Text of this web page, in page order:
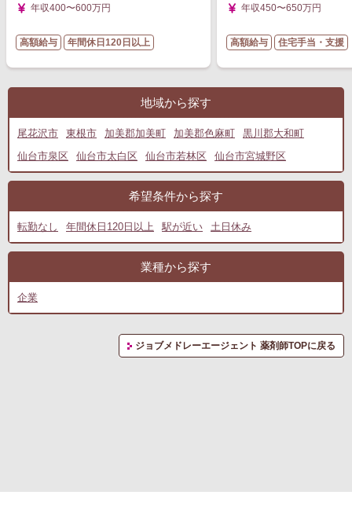
年収400〜600万円
高額給与 年間休日120日以上
年収450〜650万円
高額給与 住宅手当・支援
地域から探す
尾花沢市 東根市 加美郡加美町 加美郡色麻町
黒川郡大和町
仙台市泉区
仙台市太白区 仙台市若林区 仙台市宮城野区
希望条件から探す
転勤なし 年間休日120日以上 駅が近い 土日休み
業種から探す
企業
ジョブメドレーエージェント 薬剤師TOPに戻る